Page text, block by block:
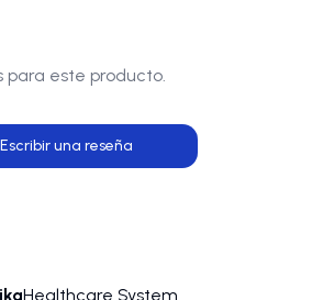
para este producto.
Escribir una reseña
Healthcare System